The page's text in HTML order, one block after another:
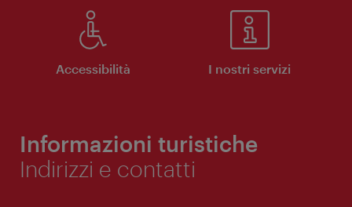
Accessibilità I nostri servizi
Informazioni turistiche
Indirizzi e contatti